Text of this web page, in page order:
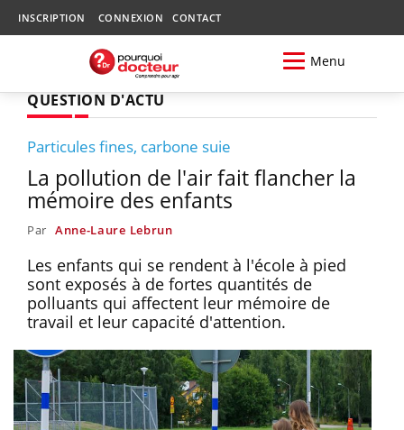
INSCRIPTION CONNEXION CONTACT
Menu
QUESTION D'ACTU
Particules fines, carbone suie
La pollution de l'air fait flancher la
mémoire des enfants
Par Anne-Laure Lebrun
Les enfants qui se rendent à l'école à pied
sont exposés à de fortes quantités de
polluants qui affectent leur mémoire de
travail et leur capacité d'attention.